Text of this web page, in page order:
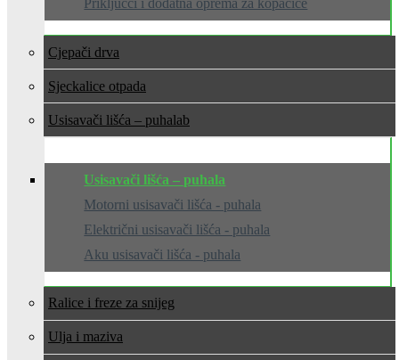
Priključci i dodatna oprema za kopačice
Cjepači drva
Sjeckalice otpada
Usisavači lišća – puhala
Usisavači lišća – puhala
Motorni usisavači lišća - puhala
Električni usisavači lišća - puhala
Aku usisavači lišća - puhala
Ralice i freze za snijeg
Ulja i maziva